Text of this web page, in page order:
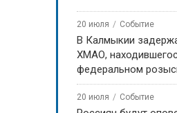
20 июля Событие
В Калмыкии
ХМАО,
федеральном
20 июля Событие